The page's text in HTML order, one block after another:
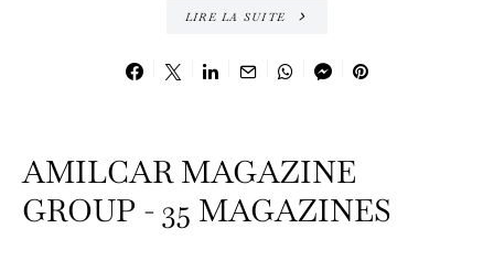
LIRE LA SUITE
AMILCAR MAGAZINE
GROUP - 35 MAGAZINES